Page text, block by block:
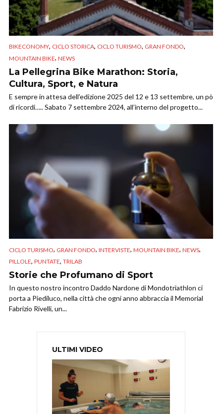
BIKECONOMY, CICLO STORICA, CICLO TURISMO, GRAN FONDO,
MOUNTAIN BIKE, NEWS
La Pellegrina Bike Marathon: Storia,
Cultura, Sport, e Natura
E sempre in attesa dell’edizione 2025 del 12 e 13 settembre, un pò
di ricordi….. Sabato 7 settembre 2024, all’interno del progetto...
CICLO TURISMO, GRAN FONDO, INTERVISTE, MOUNTAIN BIKE, NEWS,
PILLOLE, PUNTATE, TRILAB
Storie che Profumano di Sport
In questo nostro incontro Daddo Nardone di Mondotriathlon ci
porta a Piediluco, nella città che ogni anno abbraccia il Memorial
Fabrizio Rivelli, un...
ULTIMI VIDEO